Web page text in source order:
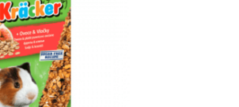
8. hypoallergenic
9. recompense caini
10. brit caini